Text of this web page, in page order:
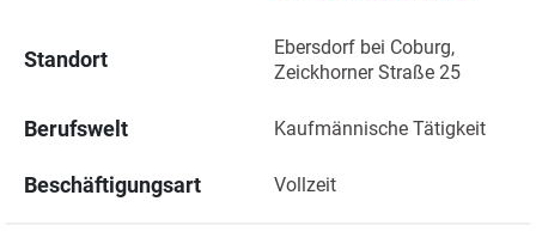
Standort
Ebersdorf bei Coburg,
Zeickhorner Straße 25
Berufswelt Kaufmännische Tätigkeit
Beschäftigungsart Vollzeit